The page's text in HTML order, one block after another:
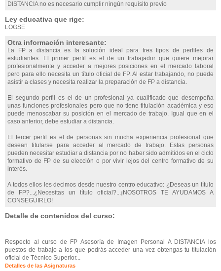
DISTANCIA no es necesario cumplir ningún requisito previo
Ley educativa que rige:
LOGSE
Otra información interesante:
La FP a distancia es la solución ideal para tres tipos de perfiles de
estudiantes. El primer perfil es el de un trabajador que quiere mejorar
profesionalmente y acceder a mejores posiciones en el mercado laboral
pero para ello necesita un título oficial de FP. Al estar trabajando, no puede
asistir a clases y necesita realizar la preparación de FP a distancia.
El segundo perfil es el de un profesional ya cualificado que desempeña
unas funciones profesionales pero que no tiene titulación académica y eso
puede menoscabar su posición en el mercado de trabajo. Igual que en el
caso anterior, debe estudiar a distancia.
El tercer perfil es el de personas sin mucha experiencia profesional que
desean titularse para acceder al mercado de trabajo. Estas personas
pueden necesitar estudiar a distancia por no haber sido admitidos en el ciclo
formativo de FP de su elección o por vivir lejos del centro formativo de su
interés.
A todos ellos les decimos desde nuestro centro educativo: ¿Deseas un título
de FP?...¿Necesitas un título oficial?...¡NOSOTROS TE AYUDAMOS A
CONSEGUIRLO!
Detalle de contenidos del curso:
Respecto al curso de FP Asesoría de Imagen Personal A DISTANCIA los
puestos de trabajo a los que podrás acceder una vez obtengas tu titulación
oficial de Técnico Superior...
Detalles de las Asignaturas